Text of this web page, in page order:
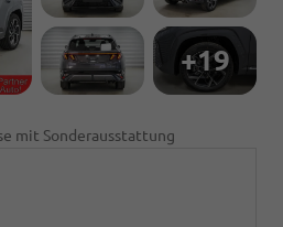
+19
mit Sonderausstattung